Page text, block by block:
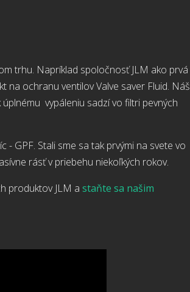
trhu. Napríklad spoločnosť JLM ako prvá
na ochranu ventilov Valve saver Fluid. Náš
vypáleniu sadzí vo filtri pevných
GPF. Stali sme sa tak prvými na svete vo
rásť v priebehu niekoľkých rokov.
produktov JLM astaňte sa našim